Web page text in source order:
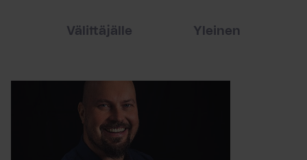
Välittäjälle Yleinen